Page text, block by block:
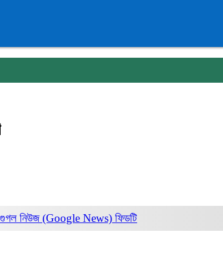
গুগল নিউজ (Google News) ফিডটি